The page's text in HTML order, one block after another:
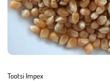
Tootsi Impex